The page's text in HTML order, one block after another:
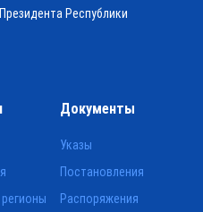
Республики
Документы
Указы
Постановления
Распоряжения